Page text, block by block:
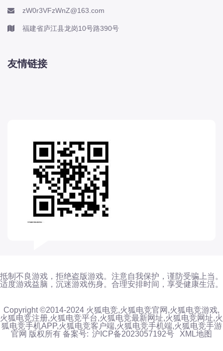
zW0r3VFzWnZ@163.com
福建省庐江县龙岗10号路390号
友情链接
抵制不良游戏，拒绝盗版游戏。注意自我保护，谨防受骗上当。
适度游戏益脑，沉迷游戏伤身。合理安排时间，享受健康生活。
Copyright ©2014-2024 火狐电竞,火狐电竞官网,火狐电竞游戏,
火狐电竞注册,火狐电竞平台,火狐电竞最新网址,火狐电竞网址,火
狐电竞手机APP,火狐电竞客户端,火狐电竞手机端,火狐电竞手游
官网 版权所有 备案号: 沪ICP备2023057192号 XML地图